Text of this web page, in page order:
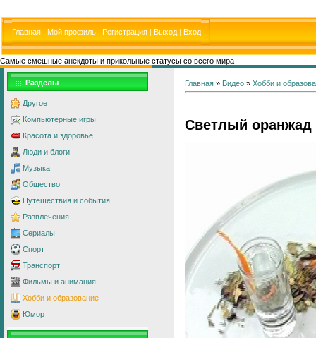
Главная | Мой профиль | Регистрация | Выход | Вход
Самые смешные анекдоты и прикольные статусы со всего мира
Разделы
Другое
Компьютерные игры
Красота и здоровье
Люди и блоги
Музыка
Общество
Путешествия и события
Развлечения
Сериалы
Спорт
Транспорт
Фильмы и анимация
Хобби и образование
Юмор
Главная » Видео » Хобби и
Светлый оранжад